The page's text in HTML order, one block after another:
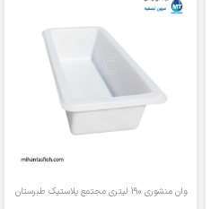
وان منشوری 190 لیتری مجتمع پلاستیک طبرستان